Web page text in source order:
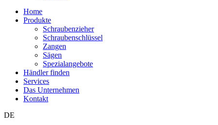
Home
Produkte
Schraubenzieher
Schraubenschlüssel
Zangen
Sägen
Spezialangebote
Händler finden
Services
Das Unternehmen
Kontakt
DE